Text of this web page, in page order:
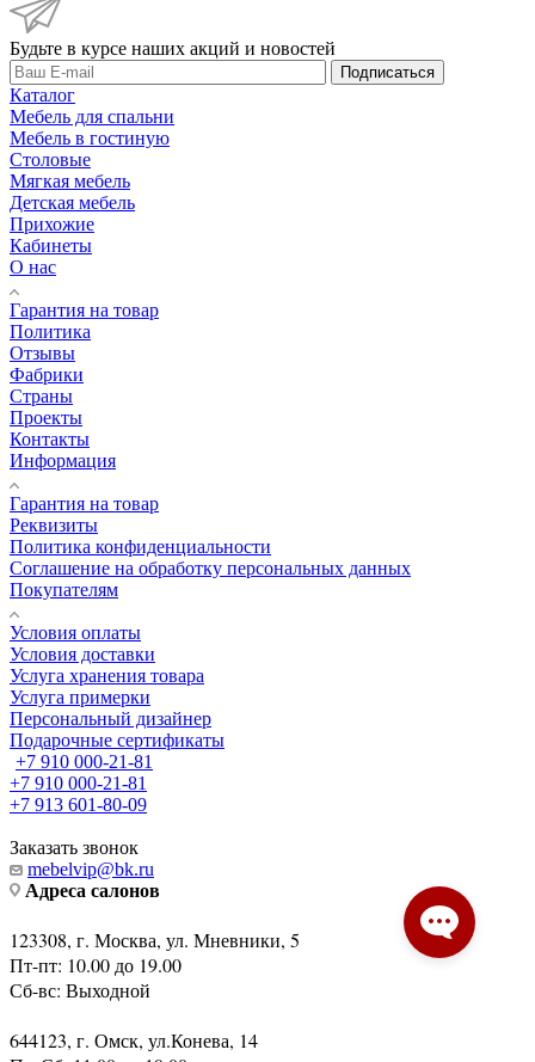
Будьте в курсе наших акций и новостей
Подписаться
Каталог
Мебель для спальни
Мебель в гостиную
Столовые
Мягкая мебель
Детская мебель
Прихожие
Кабинеты
О нас
Гарантия на товар
Политика
Отзывы
Фабрики
Страны
Проекты
Контакты
Информация
Гарантия на товар
Реквизиты
Политика конфиденциальности
Соглашение на обработку персональных данных
Покупателям
Условия оплаты
Условия доставки
Услуга хранения товара
Услуга примерки
Персональный дизайнер
Подарочные сертификаты
+7 910 000-21-81
+7 910 000-21-81
+7 913 601-80-09
Заказать звонок
mebelvip@bk.ru
Адреса салонов
123308, г. Москва, ул. Мневники, 5
Пт-пт: 10.00 до 19.00
Сб-вс: Выходной
644123, г. Омск, ул.Конева, 14